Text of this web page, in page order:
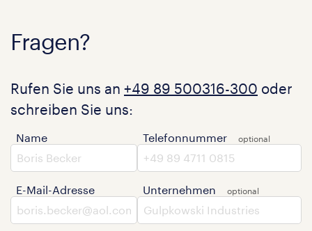
Fragen?
Rufen Sie uns an +49 89 500316-300 oder
schreiben Sie uns:
Name
E-Mail-Adresse
Telefonnummer
Unternehmen